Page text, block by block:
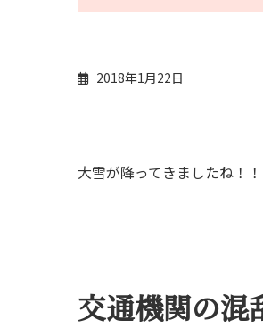
2018年1月22日
大雪が降ってきましたね！！
交通機関の混